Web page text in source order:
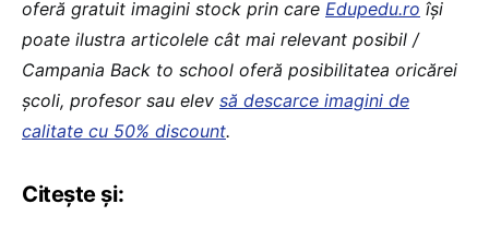
oferă gratuit imagini stock prin care Edupedu.ro îşi
poate ilustra articolele cât mai relevant posibil /
Campania Back to school oferă posibilitatea oricărei
școli, profesor sau elev să descarce imagini de
calitate cu 50% discount.
Citește și: